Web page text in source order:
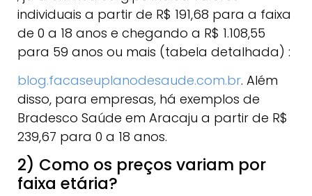
individuais a partir de R$ 191,68 para a faixa
de 0 a 18 anos e chegando a R$ 1.108,55
para 59 anos ou mais (tabela detalhada) :
blog.facaseuplanodesaude.com.br. Além
disso, para empresas, há exemplos de
Bradesco Saúde em Aracaju a partir de R$
239,67 para 0 a 18 anos.
2) Como os preços variam por
faixa etária?